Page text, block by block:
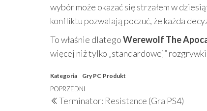
wybór może okazać się strzałem w
konfliktu pozwalają poczuć, że każda
To właśnie dlategoWerewolf The
więcej niż tylko „standardowej”
Kategoria Gry PC Produkt
Nawigacja
Poprzedni
wpis
POPRZEDNI
Terminator: Resistance (Gra PS4)